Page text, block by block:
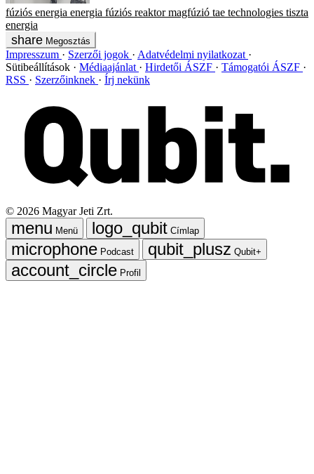
fúziós energia energia fúziós reaktor magfúzió tae technologies tiszta
energia
Megosztás
Impresszum Szerzői jogok
Adatvédelmi nyilatkozat
Sütibeállítások
Médiaajánlat Hirdetői ÁSZF
Támogatói ÁSZF
RSS
Szerzőinknek Írj nekünk
© 2026 Magyar Jeti Zrt.
Menü
Címlap
Podcast
Qubit+
Profil